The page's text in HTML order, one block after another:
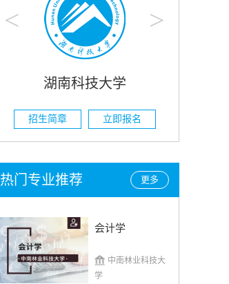
< >
湖南农业大学
招生简章 立即报名
更多
热门专业推荐
会计学
中南林业科技大
学